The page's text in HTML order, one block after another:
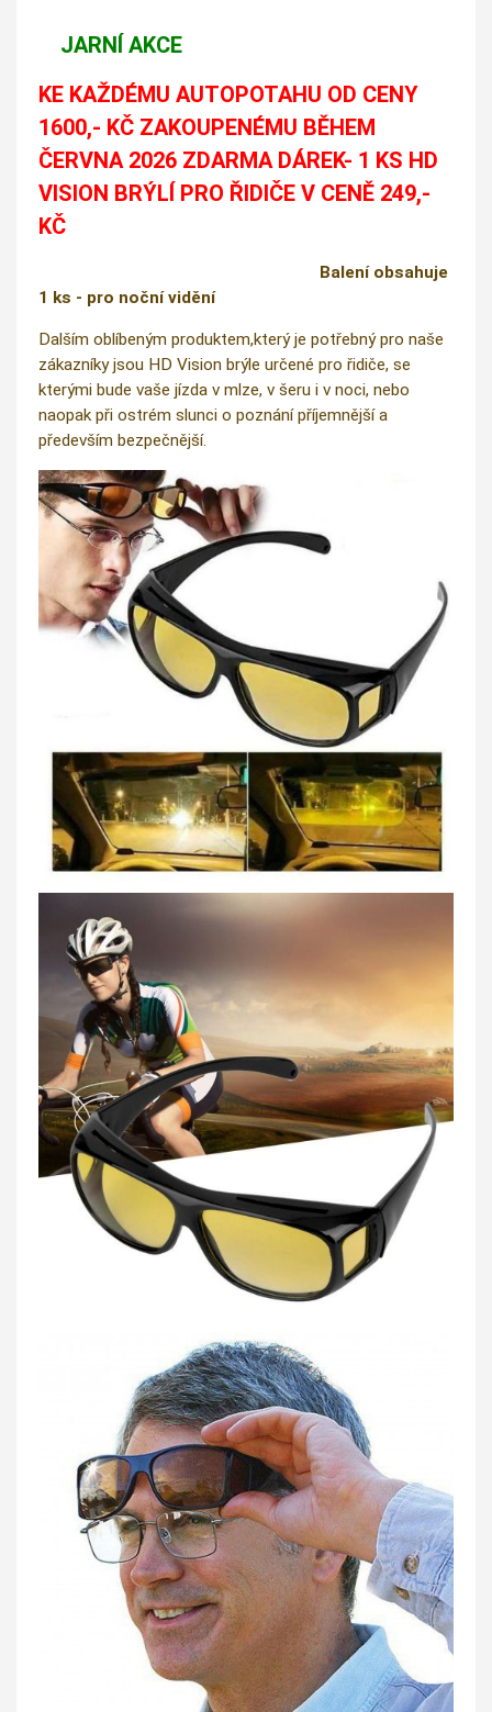
JARNÍ AKCE
KE KAŽDÉMU AUTOPOTAHU OD CENY
1600,- KČ ZAKOUPENÉMU BĚHEM
ČERVNA 2026 ZDARMA DÁREK- 1 KS HD
VISION BRÝLÍ PRO ŘIDIČE V CENĚ 249,-
KČ
Balení obsahuje
1 ks - pro noční vidění
Dalším oblíbeným produktem,který je potřebný pro naše
zákazníky jsou HD Vision brýle určené pro řidiče, se
kterými bude vaše jízda v mlze, v šeru i v noci, nebo
naopak při ostrém slunci o poznání příjemnější a
především bezpečnější.